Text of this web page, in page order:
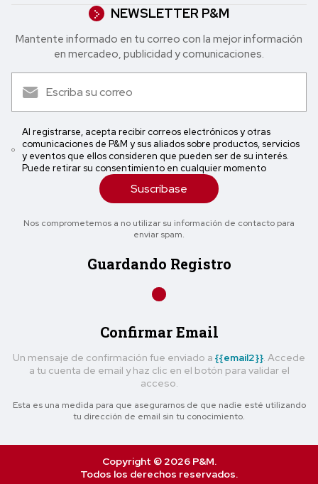
NEWSLETTER P&M
Mantente informado en tu correo con la mejor in formación
en mercadeo, publicidad y comunicaciones.
Al registrarse, acepta recibir correos electrónicos y otras
comunicaciones de P&M y sus aliados sobre productos, servicios
y eventos que ellos consideren que pueden ser de su interés.
Puede retirar su consentimiento en cualquier momento
Suscríbase
Nos comprometemos a no utilizar su información de contacto para
enviar spam.
Guardando Registro
Confirmar Email
Un mensaje de confirmación fue enviado a {{email2}} . Accede
a tu cuenta de email y haz clic en el botón para validar el
acceso.
Esta es una medida para que asegurarnos de que nadie esté utilizando
tu dirección de email sin tu conocimiento.
Copyright © 2026 P&M.
Todos los derechos reservados.